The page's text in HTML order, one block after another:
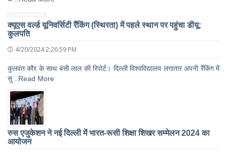
क्यूएस वर्ल्ड यूनिवर्सिटी रैंकिंग (स्थिरता) में पहले स्थान पर पहुंचा डीयू:
कुलपति
4/20/2024 2:26:59 PM
कुलवंत कौर के साथ बंसी लाल की रिपोर्ट। दिल्ली विश्वविद्यालय लगातार अपनी रैंकिंग में
सु ..Read More
रुस एजुकेशन ने नई दिल्ली में भारत-रूसी शिक्षा शिखर सम्मेलन 2024 का
आयोजन